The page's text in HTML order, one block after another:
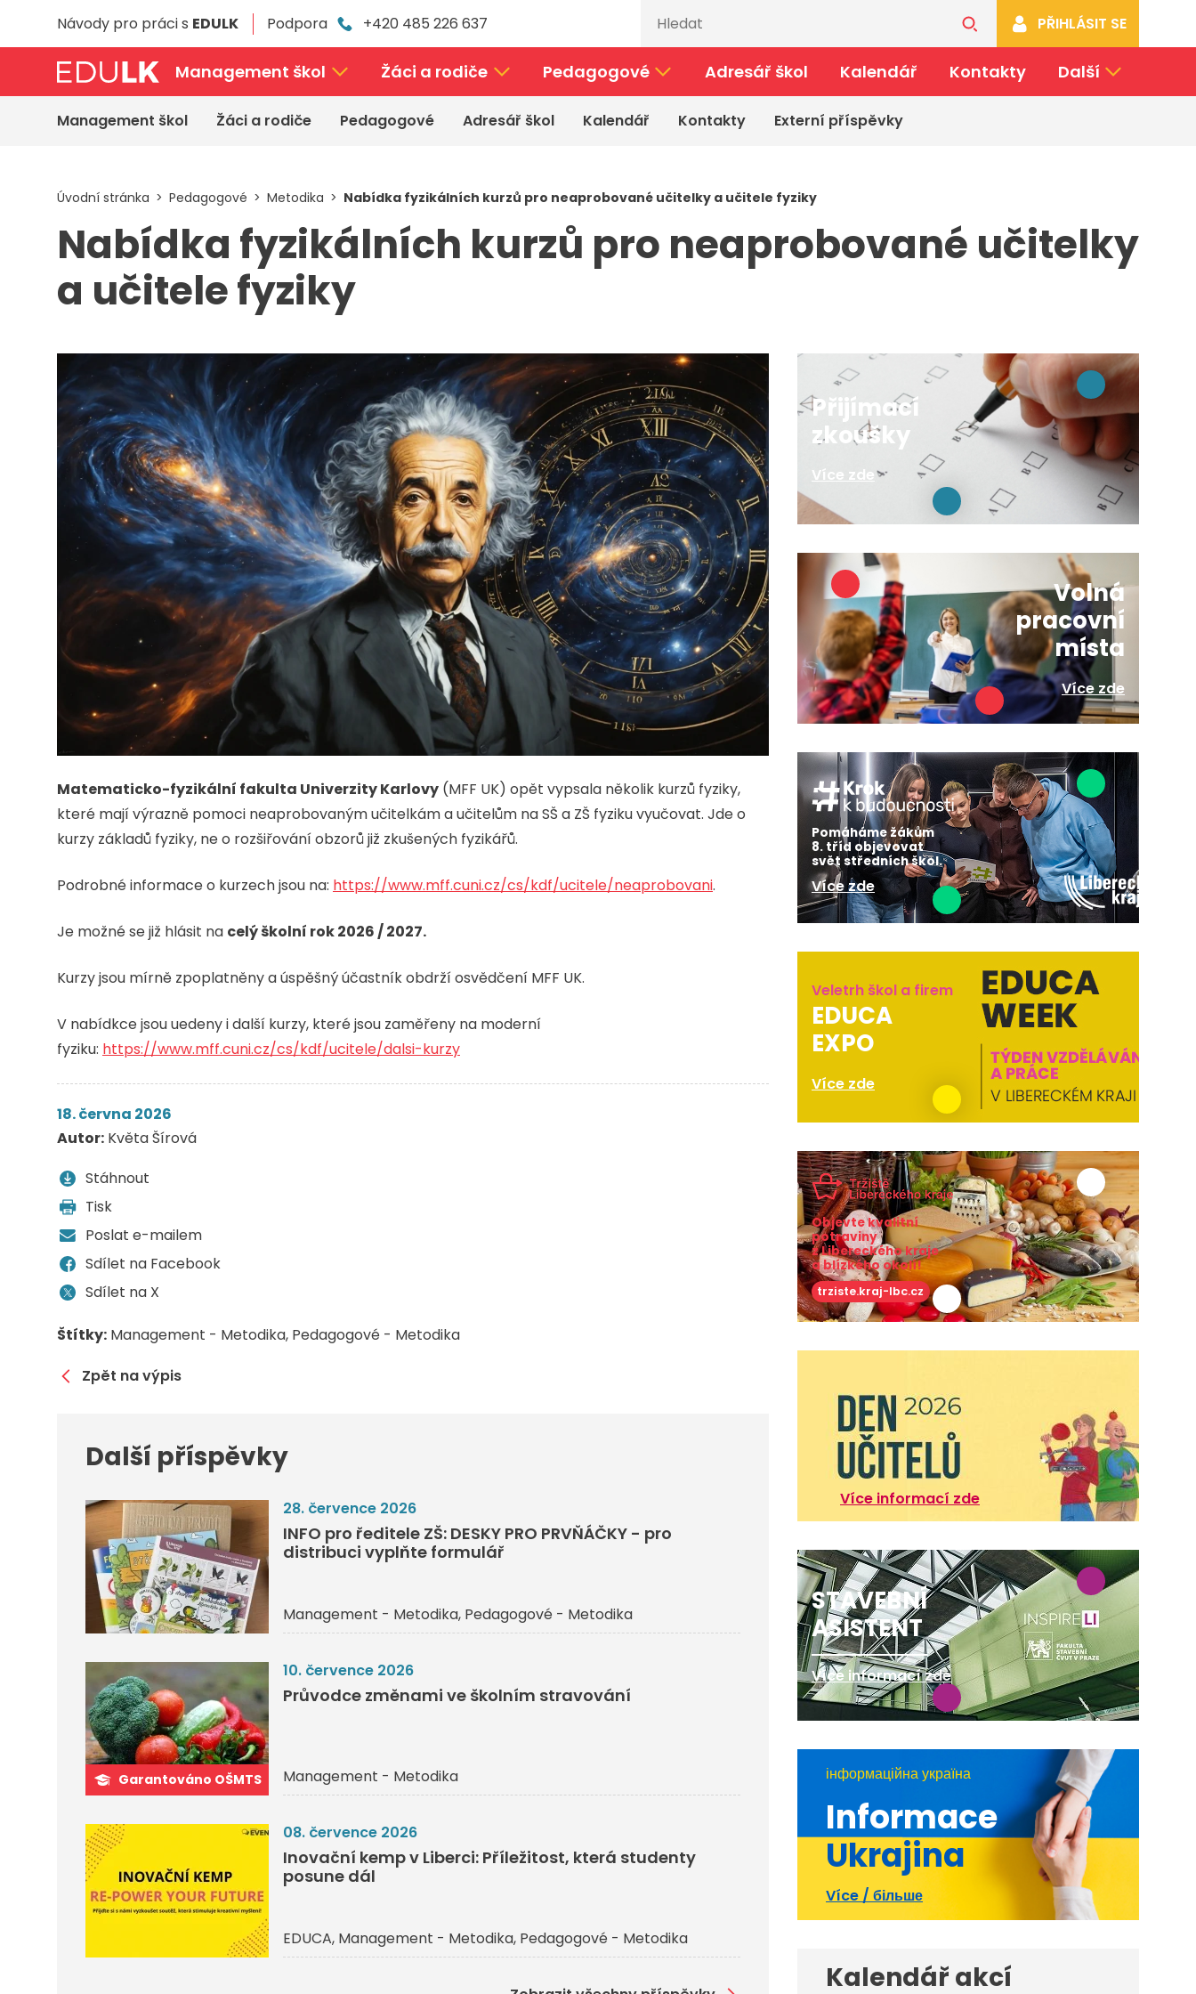
Návody pro práci s EDULK Podpora +420 485 226 637 PŘIHLÁSIT SE
Management škol Žáci a rodiče Pedagogové Adresář škol Kalendář Kontakty Další
Management škol Žáci a rodiče Pedagogové Adresář škol Kalendář Kontakty Externí příspěvky
Úvodní stránka Pedagogové Metodika Nabídka fyzikálních kurzů pro neaprobované učitelky a učitele fyziky
Nabídka fyzikálních kurzů pro neaprobované učitelky
a učitele fyziky
Matematicko-fyzikální fakulta Univerzity Karlovy (MFF UK) opět vypsala několik kurzů fyziky,
které mají výrazně pomoci neaprobovaným učitelkám a učitelům na SŠ a ZŠ fyziku vyučovat. Jde o
kurzy základů fyziky, ne o rozšiřování obzorů již zkušených fyzikářů.
Podrobné informace o kurzech jsou na: https://www.mff.cuni.cz/cs/kdf/ucitele/neaprobovani.
Je možné se již hlásit na celý školní rok 2026 / 2027.
Kurzy jsou mírně zpoplatněny a úspěšný účastník obdrží osvědčení MFF UK.
V nabídkce jsou uedeny i další kurzy, které jsou zaměřeny na moderní
fyziku: https://www.mff.cuni.cz/cs/kdf/ucitele/dalsi-kurzy
18. června 2026
Autor: Květa Šírová
Stáhnout
Tisk
Poslat e-mailem
Sdílet na Facebook
Sdílet na X
Štítky: Management - Metodika Pedagogové - Metodika
Zpět na výpis
Další příspěvky
28. července 2026
INFO pro ředitele ZŠ: DESKY PRO PRVŇÁČKY - pro
distribuci vyplňte formulář
Management - Metodika Pedagogové - Metodika
Garantováno OŠMTS
10. července 2026
Průvodce změnami ve školním stravování
Management - Metodika
08. července 2026
Inovační kemp v Liberci: Příležitost, která studenty
posune dál
EDUCA Management - Metodika Pedagogové - Metodika
Přijímací
zkoušky
Více zde
Volná
pracovní
místa
Více zde
Pomáháme žákům
8. tříd objevovat
svět středních škol.
Více zde
Veletrh škol a firem
EDUCA
EXPO
Více zde
Objevte kvalitní
potraviny
z Libereckého kraje
a blízkého okolí!
trziste.kraj-lbc.cz
Více informací zde
STAVEBNÍ
ASISTENT
Více informací zde
інформаційна україна
Informace
Ukrajina
Více / більше
Kalendář akcí